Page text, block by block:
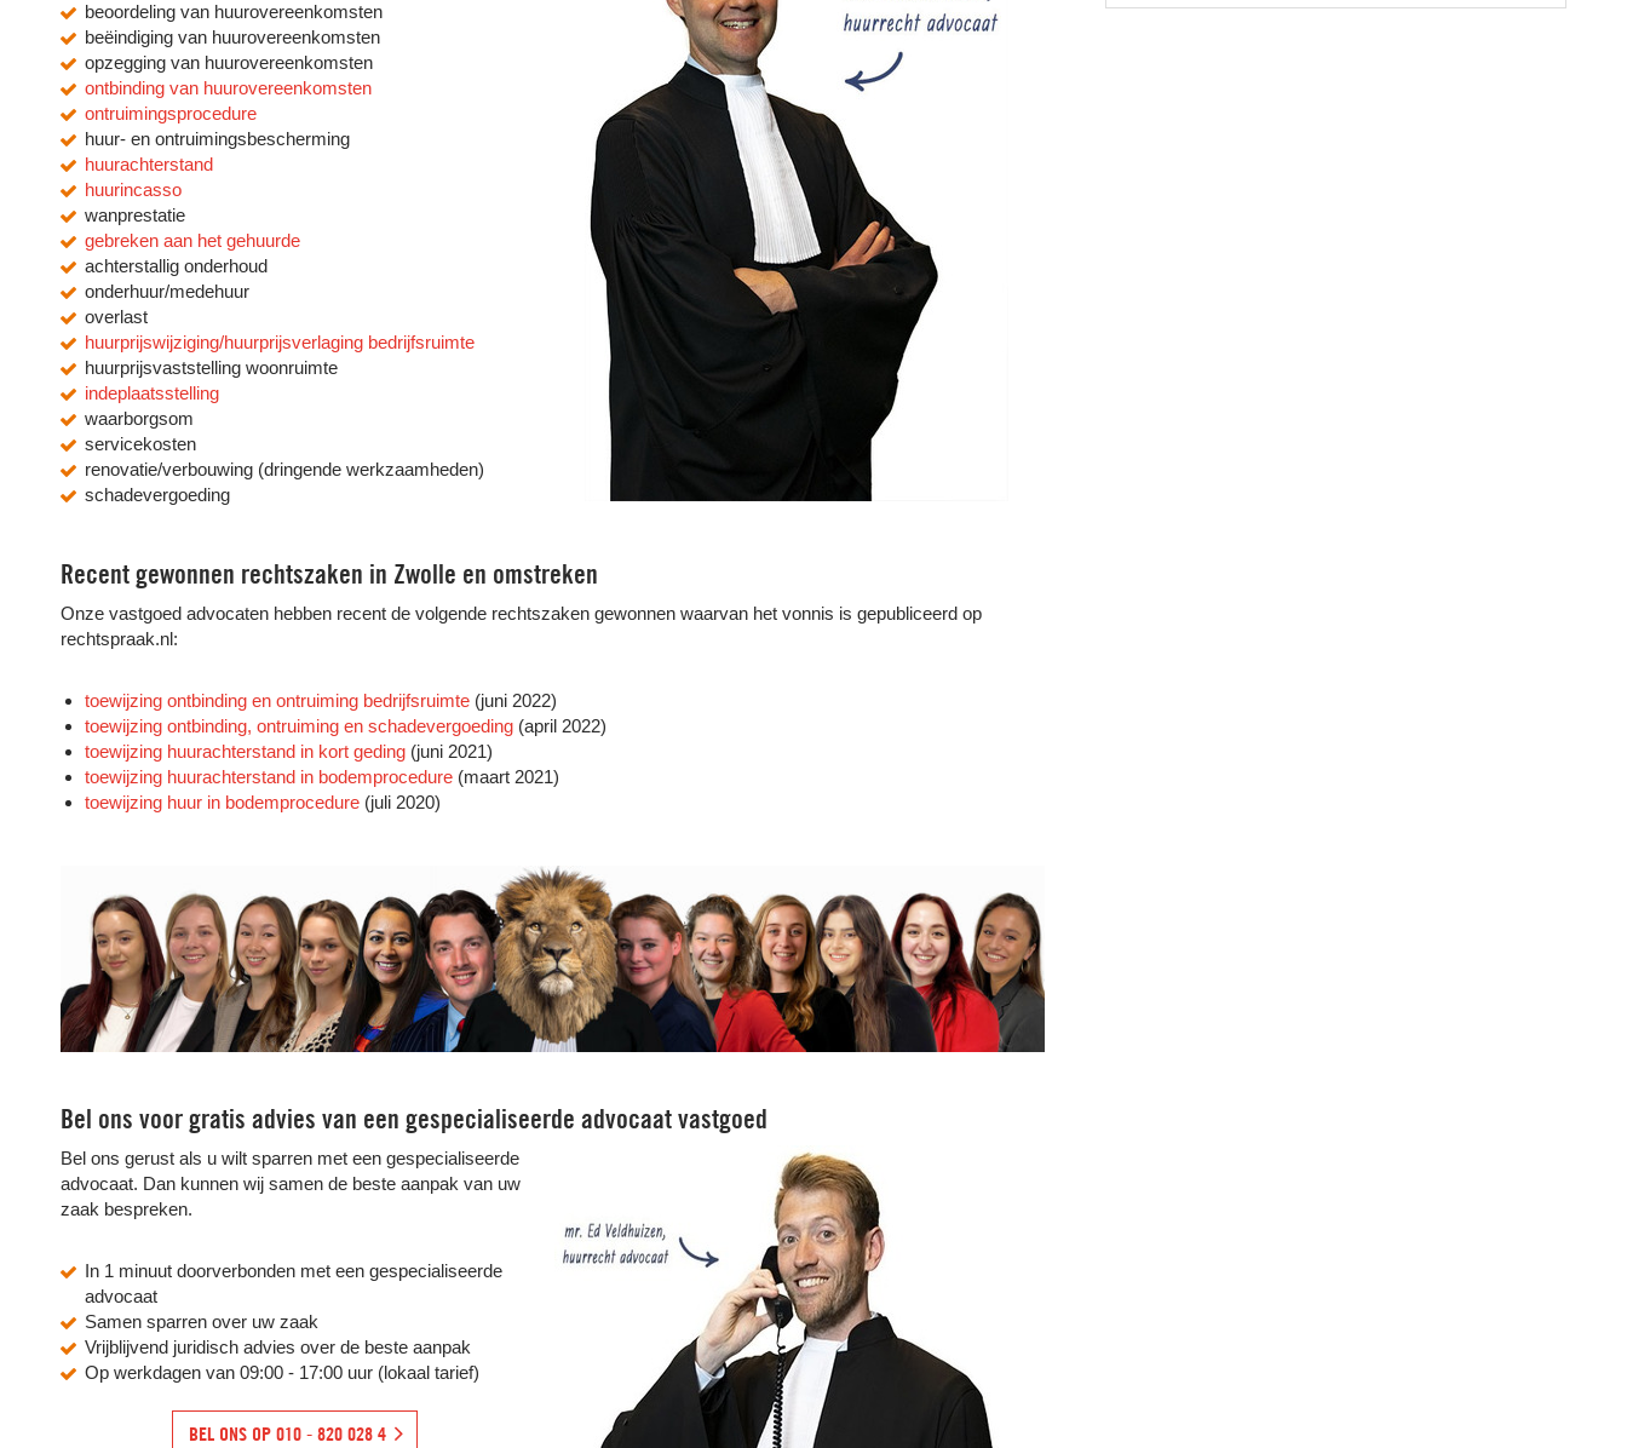
beoordeling van huurovereenkomsten
beëindiging van huurovereenkomsten
opzegging van huurovereenkomsten
ontbinding van huurovereenkomsten
ontruimingsprocedure
huur- en ontruimingsbescherming
huurachterstand
huurincasso
wanprestatie
gebreken aan het gehuurde
achterstallig onderhoud
onderhuur/medehuur
overlast
huurprijswijziging/huurprijsverlaging bedrijfsruimte
huurprijsvaststelling woonruimte
indeplaatsstelling
waarborgsom
servicekosten
renovatie/verbouwing (dringende werkzaamheden)
schadevergoeding
Recent gewonnen rechtszaken in Zwolle en omstreken
Onze vastgoed advocaten hebben recent de volgende rechtszaken gewonnen waarvan het vonnis is gepubliceerd op
rechtspraak.nl:
toewijzing ontbinding en ontruiming bedrijfsruimte (juni 2022)
toewijzing ontbinding, ontruiming en schadevergoeding (april 2022)
toewijzing huurachterstand in kort geding (juni 2021)
toewijzing huurachterstand in bodemprocedure (maart 2021)
toewijzing huur in bodemprocedure (juli 2020)
Bel ons voor gratis advies van een gespecialiseerde advocaat vastgoed
Bel ons gerust als u wilt sparren met een gespecialiseerde
advocaat. Dan kunnen wij samen de beste aanpak van uw
zaak bespreken.
In 1 minuut doorverbonden met een gespecialiseerde
advocaat
Samen sparren over uw zaak
Vrijblijvend juridisch advies over de beste aanpak
Op werkdagen van 09:00 - 17:00 uur (lokaal tarief)
BEL ONS OP 010 - 820 028 4